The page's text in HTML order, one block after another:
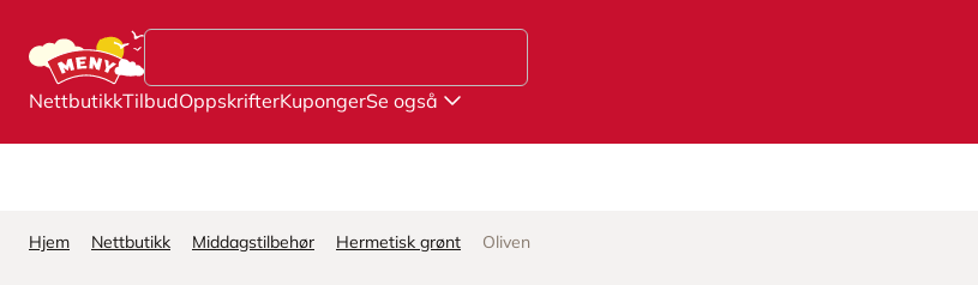
NettbutikkTilbudOppskrifterKupongerSe også
Hjem Nettbutikk Middagstilbehør Hermetisk grønt Oliven